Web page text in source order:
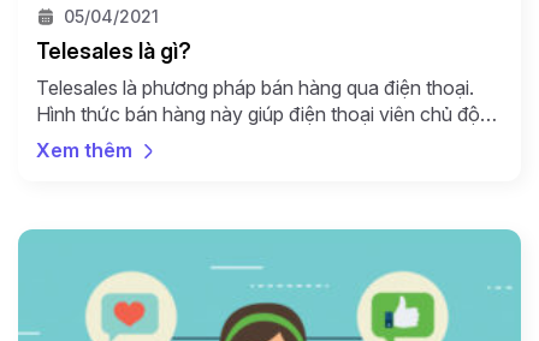
05/04/2021
Telesales là gì?
Telesales là phương pháp bán hàng qua điện thoại.
Hình thức bán hàng này giúp điện thoại viên chủ động
gọi ra cho khách hàng. Bằng cách sử dụng linh hoạt
một kịch bản gọi ra có sẵn, các thông tin về sản phẩm
Xem thêm